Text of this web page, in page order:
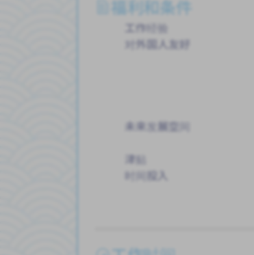
福利和条件
工作经验
对外国人友好
未来发展空间
津贴
时间投入